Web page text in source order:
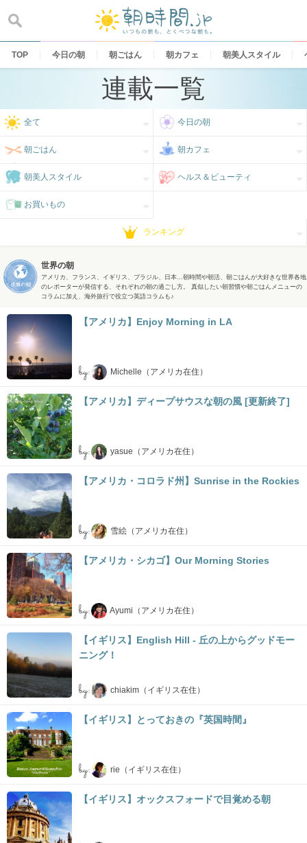
content
TOP 今日の朝 朝ごはん 朝カフェ 朝美人スタイル
連載一覧
全て 今日の朝
朝ごはん 朝カフェ
朝美人スタイル ヘルス＆ビューティ
お買いもの
ランキング
世界の朝
アメリカ、フランス、イギリス、ブラジル、日本…朝時間や朝活、朝ごはんが大好きな世界各地
のレポーターが発信する、それぞれの朝の過ごし方。 真似したい朝習慣や朝ごはんメニューの
コラムに加え、海外旅行で役立つ英語コラムも♪
【アメリカ】Enjoy Morning in LA
by: Michelle（アメリカ在住）
【アメリカ】ディープサウスな朝の風 [更新終了]
by: yasue（アメリカ在住）
【アメリカ・コロラド州】Sunrise in the Rockies
by: 雪絵（アメリカ在住）
【アメリカ・シカゴ】Our Morning Stories
by: Ayumi（アメリカ在住）
【イギリス】English Hill - 丘の上からグッドモー
ニング！
by: chiakim（イギリス在住）
【イギリス】とっておきの『英国時間』
by: rie（イギリス在住）
【イギリス】オックスフォードで目覚める朝